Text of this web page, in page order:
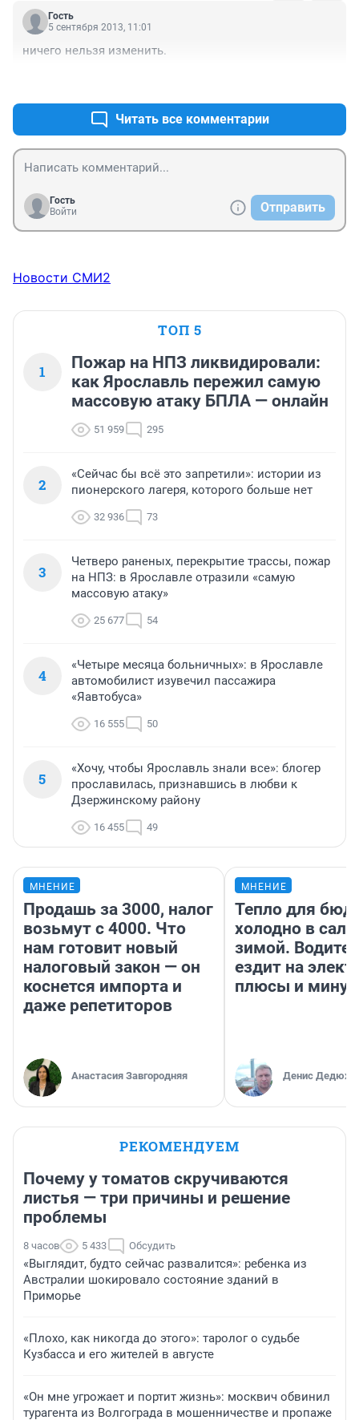
"доброжелателей" - "стукачей". Ни ОДНОЙ реакции по
заявлениям управляющих организаций о помощи!
информации также не могут обеспечить, а штрафы
Гость
5 сентября 2013, 11:01
ничего нельзя изменить.
Читать все комментарии
Гость
Войти
Отправить
Новости СМИ2
ТОП 5
1
Пожар на НПЗ ликвидировали:
как Ярославль пережил самую
массовую атаку БПЛА — онлайн
51 959 295
2
«Сейчас бы всё это запретили»: истории из
пионерского лагеря, которого больше нет
32 936 73
3
Четверо раненых, перекрытие трассы, пожар
на НПЗ: в Ярославле отразили «самую
массовую атаку»
25 677 54
4
«Четыре месяца больничных»: в Ярославле
автомобилист изувечил пассажира
«Яавтобуса»
16 555 50
5
«Хочу, чтобы Ярославль знали все»: блогер
прославилась, признавшись в любви к
Дзержинскому району
16 455 49
МНЕНИЕ
Продашь за 3000, налог
возьмут с 4000. Что
нам готовит новый
налоговый закон — он
коснется импорта и
даже репетиторов
Анастасия Завгородняя
МНЕНИЕ
Тепло для
холодно в
зимой.
ездит на
плюсы и
Денис
РЕКОМЕНДУЕМ
Почему у томатов скручиваются
листья — три причины и решение
проблемы
8 часов 5 433 Обсудить
«Выглядит, будто сейчас развалится»: ребенка из
Австралии шокировало состояние зданий в
Приморье
«Плохо, как никогда до этого»: таролог о судьбе
Кузбасса и его жителей в августе
«Он мне угрожает и портит жизнь»: москвич обвинил
турагента из Волгограда в мошенничестве и пропаже